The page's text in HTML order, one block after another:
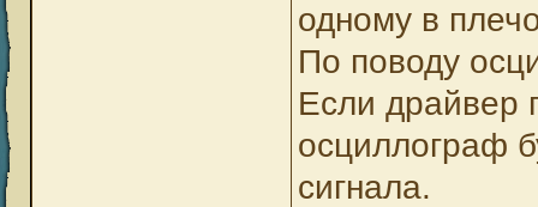
одному в
По поводу
Если драйвер
осциллограф
сигнала.